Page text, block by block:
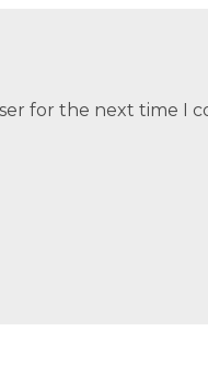
for the next time I